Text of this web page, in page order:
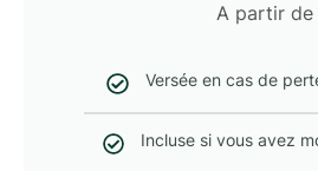
A partir de
Versée en cas de
Incluse si vous avez